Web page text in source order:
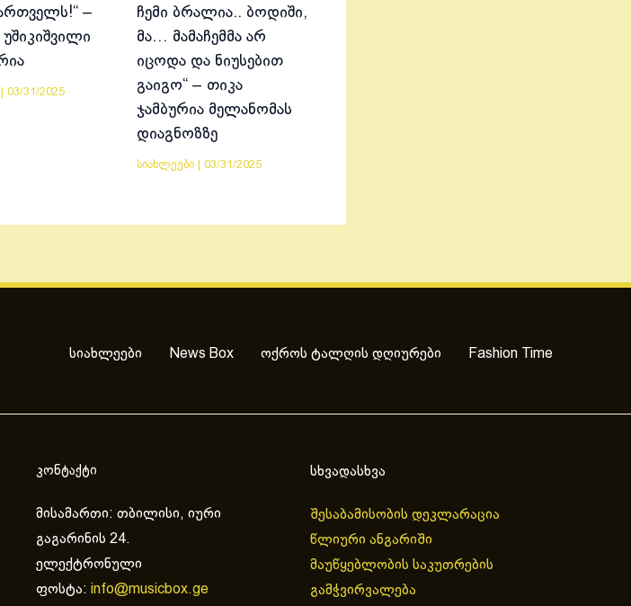
–
|03/31/2025
ჩემი ბრალია.. ბოდიში,
მა… მამაჩემმა არ
იცოდა და ნიუსებით
გაიგო“ – თიკა
ჯამბურია მელანომას
დიაგნოზზე
სიახლეები| 03/31/2025
სიახლეები News Box ოქროს ტალღის დღიურები Fashion Time
კონტაქტი
მისამართი: თბილისი, იური
გაგარინის 24.
ელექტრონული
ფოსტა: info@musicbox.ge
სხვადასხვა
შესაბამისობის დეკლარაცია
წლიური ანგარიში
მაუწყებლობის საკუთრების
გამჭვირვალება